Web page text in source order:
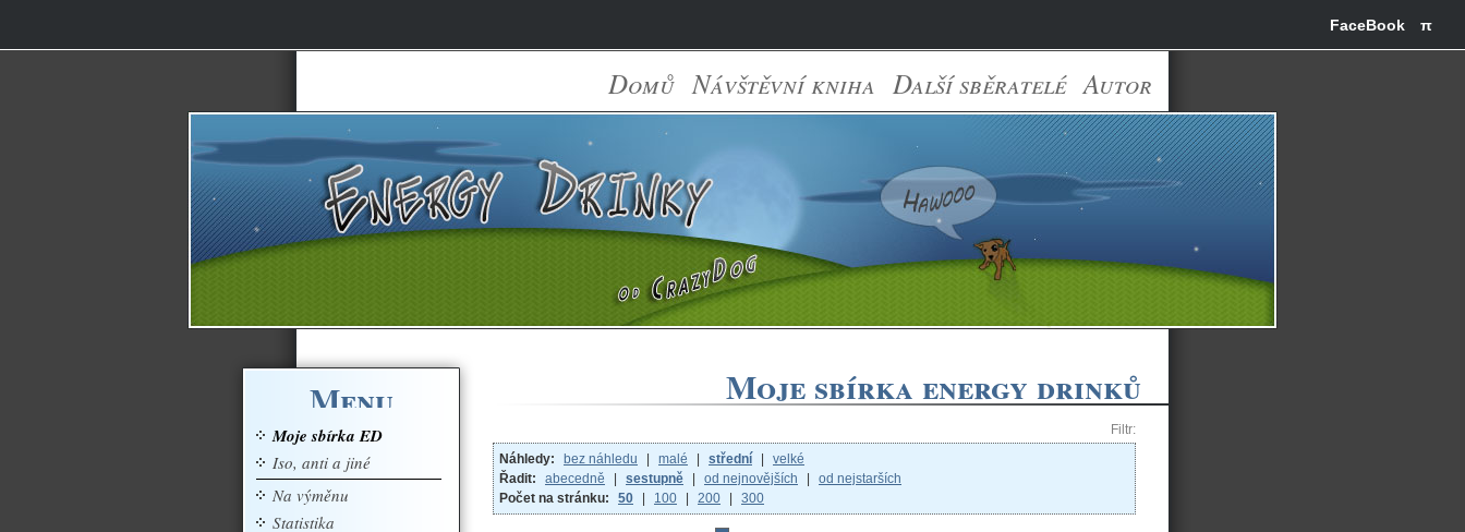
FaceBook π
Domů Návštěvní kniha Další sběratelé Autor
Moje sbírka energy drinků
Filtr:
Náhledy:
bez náhledu malé střední
velké
Řadit:
abecedně sestupně od nejnovějších
od nejstarších
Počet na stránku:
50 100 200 300
Menu
Moje sbírka ED
Iso, anti a jiné
Na výměnu
Statistika